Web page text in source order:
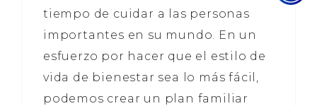
tiempo de cuidar a las personas
importantes en su mundo. En un
esfuerzo por hacer que el estilo de
vida de bienestar sea lo más fácil,
podemos crear un plan familiar